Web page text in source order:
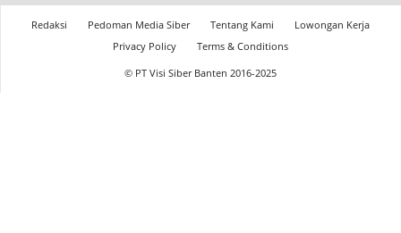
Redaksi Pedoman Media Siber Tentang Kami
Lowongan Kerja
Privacy Policy
Terms & Conditions
© PT Visi Siber Banten 2016-2025